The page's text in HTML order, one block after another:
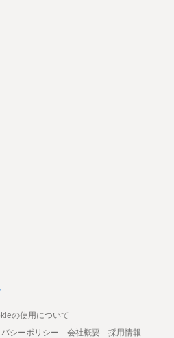
の使用について
シーポリシー 会社概要
採用情報